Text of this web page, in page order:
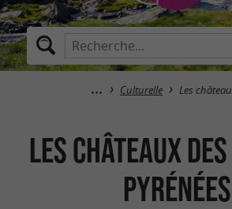
Culturelle Les
Les châteaux
Pyrénées